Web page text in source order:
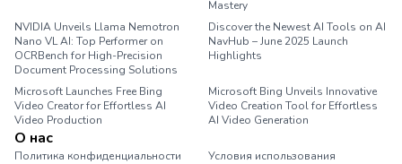
Mastery
NVIDIA Unveils Llama Nemotron
Nano VL AI: Top Performer on
OCRBench for High-Precision
Document Processing Solutions
Discover the Newest AI Tools on AI
NavHub – June 2025 Launch
Highlights
Microsoft Launches Free Bing
Video Creator for Effortless AI
Video Production
Microsoft Bing Unveils Innovative
Video Creation Tool for Effortless
AI Video Generation
О нас
Политика конфиденциальности Условия использования